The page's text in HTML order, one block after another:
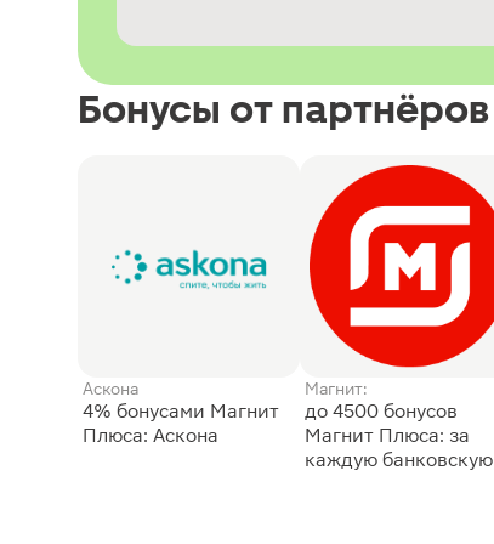
Бонусы от партнёров
Аскона
4% бонусами Магнит
Плюса: Аскона
Магнит:
до 4500 бонусов
Магнит Плюса: за
каждую банковскую